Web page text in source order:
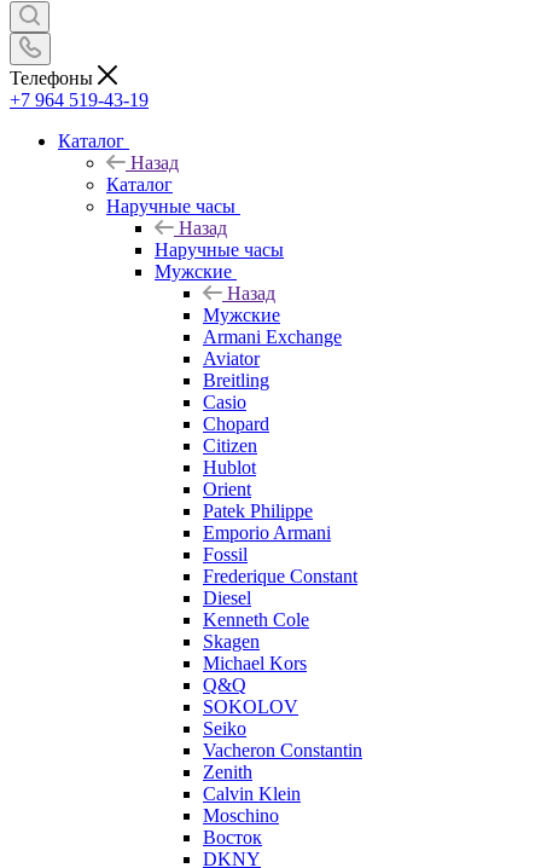
Телефоны
+7 964 519-43-19
Каталог
Назад
Каталог
Наручные часы
Назад
Наручные часы
Мужские
Назад
Мужские
Armani Exchange
Aviator
Breitling
Casio
Chopard
Citizen
Hublot
Orient
Patek Philippe
Emporio Armani
Fossil
Frederique Constant
Diesel
Kenneth Cole
Skagen
Michael Kors
Q&Q
SOKOLOV
Seiko
Vacheron Constantin
Zenith
Calvin Klein
Moschino
Восток
DKNY